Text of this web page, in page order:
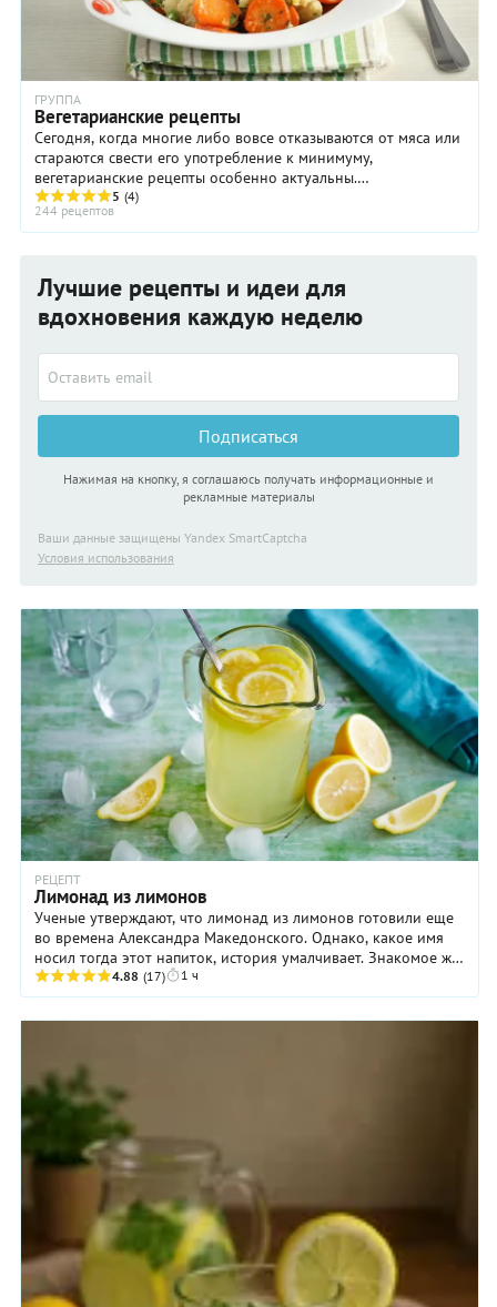
ГРУППА
Вегетарианские рецепты
Сегодня, когда многие либо вовсе отказываются от мяса или
стараются свести его употребление к минимуму,
вегетарианские рецепты особенно актуальны.
Вегетарианская система питания имеет несколько ...
5 (4)
244 рецептов
Лучшие рецепты и идеи для
вдохновения каждую неделю
Подписаться
Нажимая на кнопку, я соглашаюсь получать информационные и
рекламные материалы
Ваши данные защищены Yandex SmartCaptcha
Условия использования
РЕЦЕПТ
Лимонад из лимонов
Ученые утверждают, что лимонад из лимонов готовили еще
во времена Александра Македонского. Однако, какое имя
носил тогда этот напиток, история умалчивает. Знакомое же
нам название появилось позже, в I ...
4.88 (17) 1 ч